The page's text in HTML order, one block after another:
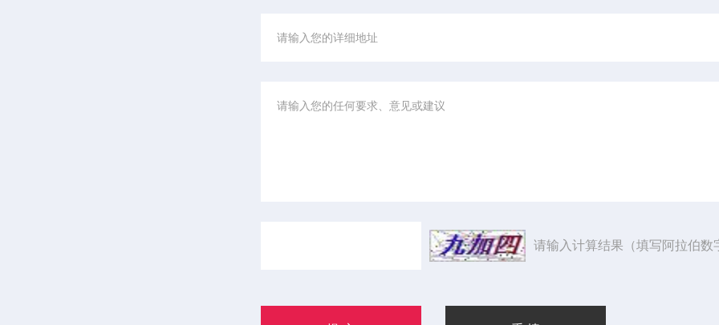
请输入计算结果（填写阿拉伯数